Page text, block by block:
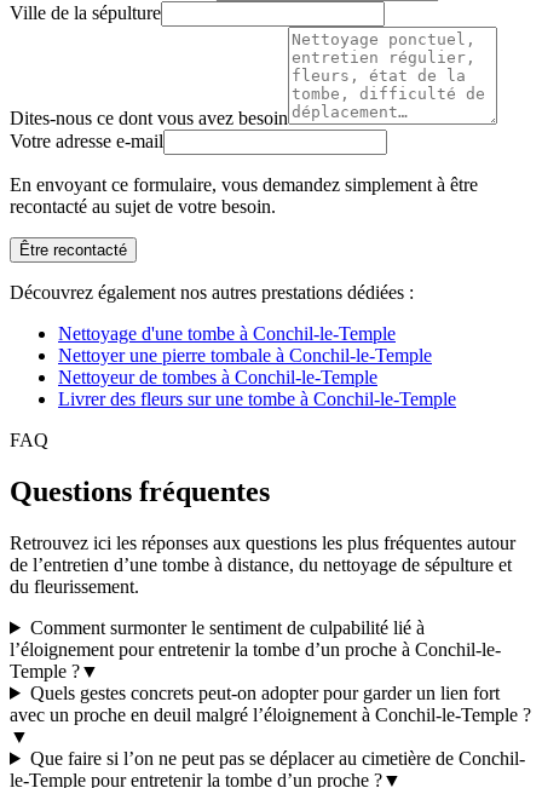
Ville de la sépulture
Dites-nous ce dont vous avez besoin
Votre adresse e-mail
En envoyant ce formulaire, vous demandez simplement à être
recontacté au sujet de votre besoin.
Être recontacté
Découvrez également nos autres prestations dédiées :
Nettoyage d'une tombe à Conchil-le-Temple
Nettoyer une pierre tombale à Conchil-le-Temple
Nettoyeur de tombes à Conchil-le-Temple
Livrer des fleurs sur une tombe à Conchil-le-Temple
FAQ
Questions fréquentes
Retrouvez ici les réponses aux questions les plus fréquentes autour
de l’entretien d’une tombe à distance, du nettoyage de sépulture et
du fleurissement.
Comment surmonter le sentiment de culpabilité lié à
l’éloignement pour entretenir la tombe d’un proche à Conchil-le-
Temple ?▼
Quels gestes concrets peut-on adopter pour garder un lien fort
avec un proche en deuil malgré l’éloignement à Conchil-le-Temple ?
▼
Que faire si l’on ne peut pas se déplacer au cimetière de Conchil-
le-Temple pour entretenir la tombe d’un proche ?▼